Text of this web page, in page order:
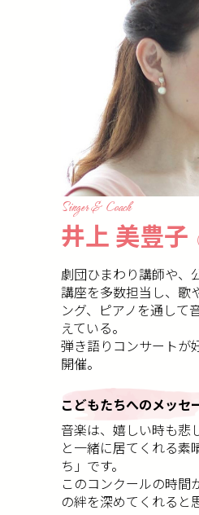
Singer & Coach
井上 美豊子
劇団ひまわり講師や、
講座を多数担当し、歌
ング、ピアノを通して
えている。
弾き語りコンサートが
開催。
こどもたちへのメッセ
音楽は、嬉しい時も悲
と一緒に居てくれる素
ち」です。
このコンクールの時間
の絆を深めてくれると